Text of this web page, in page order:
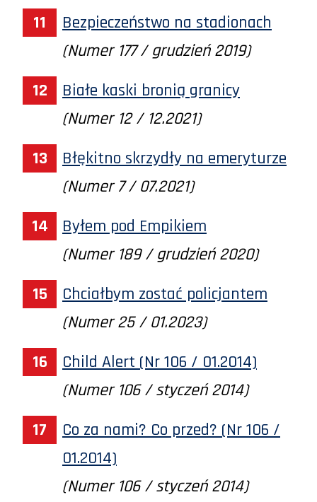
Bezpieczeństwo na stadionach
(Numer 177 / grudzień 2019)
Białe kaski bronią granicy
(Numer 12 / 12.2021)
Błękitno skrzydły na emeryturze
(Numer 7 / 07.2021)
Byłem pod Empikiem
(Numer 189 / grudzień 2020)
Chciałbym zostać policjantem
(Numer 25 / 01.2023)
Child Alert (Nr 106 / 01.2014)
(Numer 106 / styczeń 2014)
Co za nami? Co przed? (Nr 106 /
01.2014)
(Numer 106 / styczeń 2014)